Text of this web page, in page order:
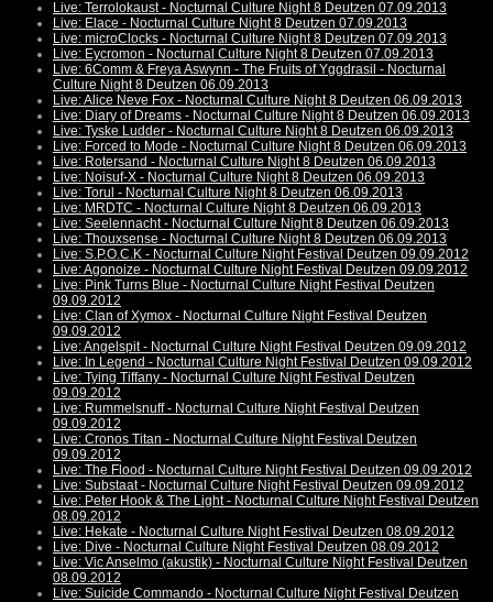
Live: Terrolokaust - Nocturnal Culture Night 8 Deutzen 07.09.2013
Live: Elace - Nocturnal Culture Night 8 Deutzen 07.09.2013
Live: microClocks - Nocturnal Culture Night 8 Deutzen 07.09.2013
Live: Eycromon - Nocturnal Culture Night 8 Deutzen 07.09.2013
Live: 6Comm & Freya Aswynn - The Fruits of Yggdrasil - Nocturnal
Culture Night 8 Deutzen 06.09.2013
Live: Alice Neve Fox - Nocturnal Culture Night 8 Deutzen 06.09.2013
Live: Diary of Dreams - Nocturnal Culture Night 8 Deutzen 06.09.2013
Live: Tyske Ludder - Nocturnal Culture Night 8 Deutzen 06.09.2013
Live: Forced to Mode - Nocturnal Culture Night 8 Deutzen 06.09.2013
Live: Rotersand - Nocturnal Culture Night 8 Deutzen 06.09.2013
Live: Noisuf-X - Nocturnal Culture Night 8 Deutzen 06.09.2013
Live: Torul - Nocturnal Culture Night 8 Deutzen 06.09.2013
Live: MRDTC - Nocturnal Culture Night 8 Deutzen 06.09.2013
Live: Seelennacht - Nocturnal Culture Night 8 Deutzen 06.09.2013
Live: Thouxsense - Nocturnal Culture Night 8 Deutzen 06.09.2013
Live: S.P.O.C.K - Nocturnal Culture Night Festival Deutzen 09.09.2012
Live: Agonoize - Nocturnal Culture Night Festival Deutzen 09.09.2012
Live: Pink Turns Blue - Nocturnal Culture Night Festival Deutzen
09.09.2012
Live: Clan of Xymox - Nocturnal Culture Night Festival Deutzen
09.09.2012
Live: Angelspit - Nocturnal Culture Night Festival Deutzen 09.09.2012
Live: In Legend - Nocturnal Culture Night Festival Deutzen 09.09.2012
Live: Tying Tiffany - Nocturnal Culture Night Festival Deutzen
09.09.2012
Live: Rummelsnuff - Nocturnal Culture Night Festival Deutzen
09.09.2012
Live: Cronos Titan - Nocturnal Culture Night Festival Deutzen
09.09.2012
Live: The Flood - Nocturnal Culture Night Festival Deutzen 09.09.2012
Live: Substaat - Nocturnal Culture Night Festival Deutzen 09.09.2012
Live: Peter Hook & The Light - Nocturnal Culture Night Festival Deutzen
08.09.2012
Live: Hekate - Nocturnal Culture Night Festival Deutzen 08.09.2012
Live: Dive - Nocturnal Culture Night Festival Deutzen 08.09.2012
Live: Vic Anselmo (akustik) - Nocturnal Culture Night Festival Deutzen
08.09.2012
Live: Suicide Commando - Nocturnal Culture Night Festival Deutzen